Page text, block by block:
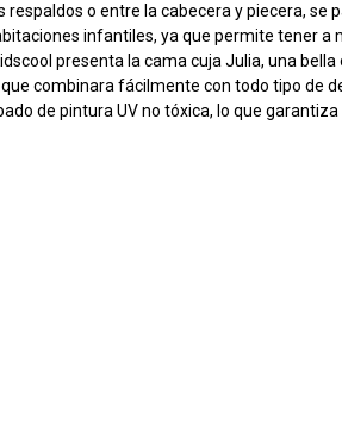
o entre la cabecera y piecera, se
infantiles, ya que permite tener a
presenta la cama cuja Julia, una
combinara fácilmente con todo tipo de
de pintura UV no tóxica, lo que